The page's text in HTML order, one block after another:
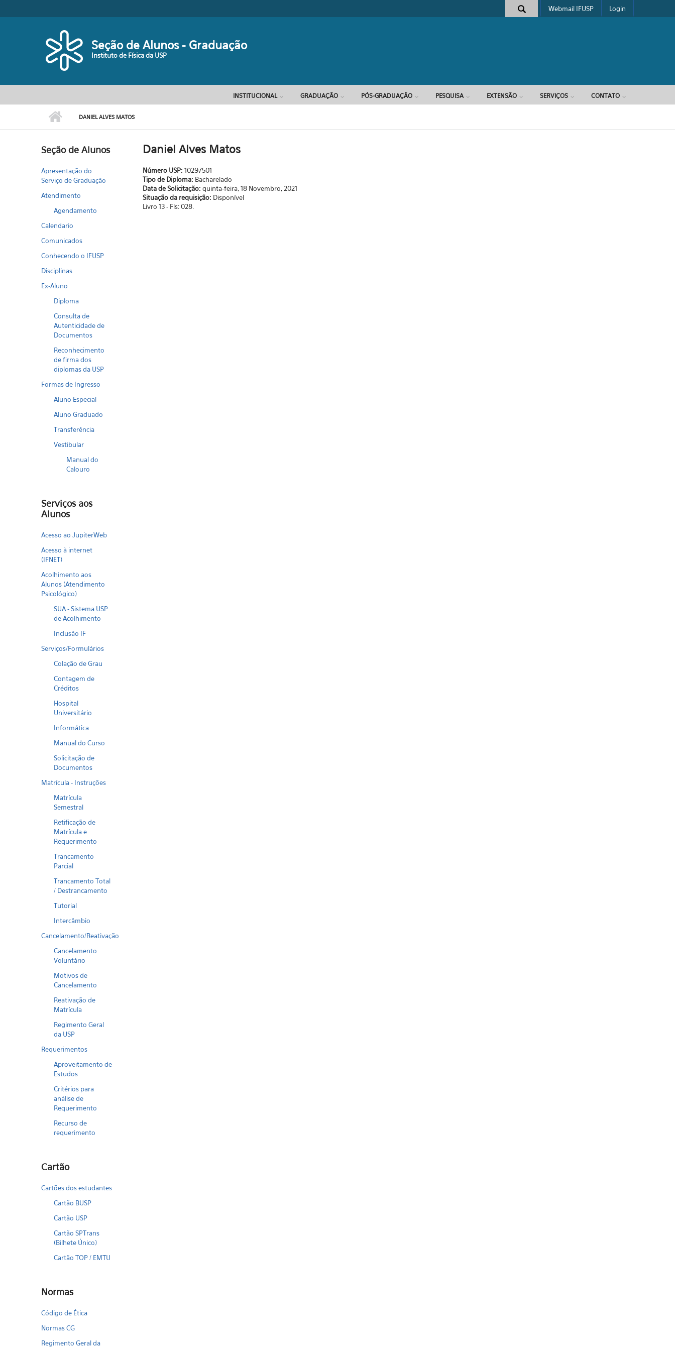
Formulário de busca
Webmail IFUSP Login
Seção de Alunos - Graduação
Instituto de Física da USP
INSTITUCIONAL GRADUAÇÃO PÓS-GRADUAÇÃO PESQUISA EXTENSÃO SERVIÇOS CONTATO
DANIEL ALVES MATOS
Seção de Alunos
Apresentação do
Serviço de Graduação
Atendimento
Agendamento
Calendario
Comunicados
Conhecendo o IFUSP
Disciplinas
Ex-Aluno
Diploma
Consulta de
Autenticidade de
Documentos
Reconhecimento
de firma dos
diplomas da USP
Formas de Ingresso
Aluno Especial
Aluno Graduado
Transferência
Vestibular
Manual do
Calouro
Serviços aos
Alunos
Acesso ao JupiterWeb
Acesso à internet
(IFNET)
Acolhimento aos
Alunos (Atendimento
Psicológico)
SUA - Sistema USP
de Acolhimento
Inclusão IF
Serviços/Formulários
Colação de Grau
Contagem de
Créditos
Hospital
Universitário
Informática
Manual do Curso
Solicitação de
Documentos
Matrícula - Instruções
Matrícula
Semestral
Retificação de
Matrícula e
Requerimento
Trancamento
Parcial
Trancamento Total
/ Destrancamento
Tutorial
Intercâmbio
Cancelamento/Reativação
Cancelamento
Voluntário
Motivos de
Cancelamento
Reativação de
Matrícula
Regimento Geral
da USP
Requerimentos
Aproveitamento de
Estudos
Critérios para
análise de
Requerimento
Recurso de
requerimento
Cartão
Cartões dos estudantes
Cartão BUSP
Cartão USP
Cartão SPTrans
(Bilhete Único)
Cartão TOP / EMTU
Normas
Código de Ética
Normas CG
Regimento Geral da
Daniel Alves Matos
Número USP: 10297501
Tipo de Diploma: Bacharelado
Data de Solicitação: quinta-feira, 18 Novembro, 2021
Situação da requisição: Disponível
Livro 13 - Fls: 028.